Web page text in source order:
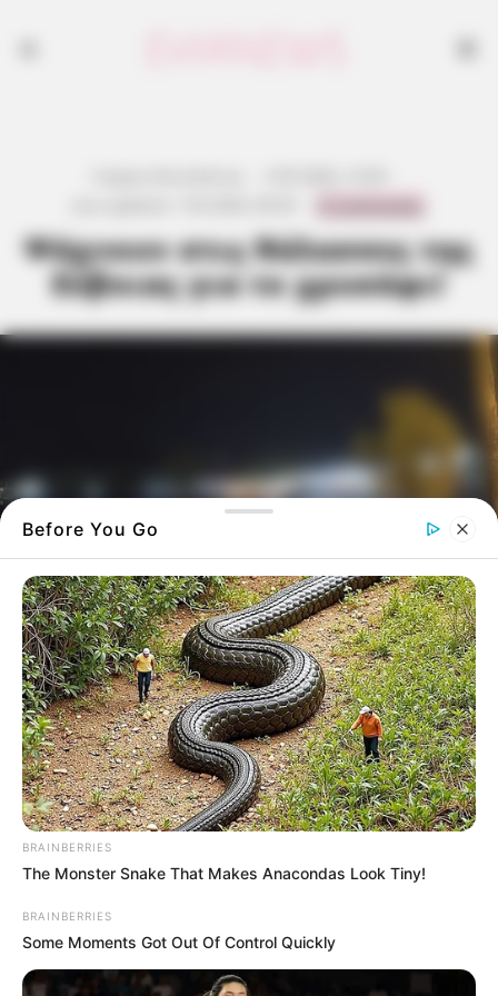
Ψάχνουν στις θάλασσες της
Εύβοιας για το χρυσάφι!
Το μοσχοπουλούν και μανιωδώς το
ψάχνουν στις θάλασσες της Εύβοιας
Είναι ένα χρυσάφιπου αν το ψάξεις καλά το
πολλούς να το αναζητούν.
Το ψάχνουν στιςθάλασσεςκαι τα οικονομικά
Before You Go
BRAINBERRIES
The Monster Snake That Makes Anacondas Look Tiny!
BRAINBERRIES
Some Moments Got Out Of Control Quickly